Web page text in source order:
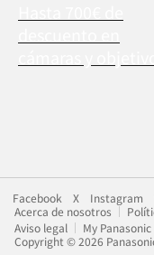
Facebook X Instagram
Acerca de nosotros
Aviso legal
My Panasonic
Copyright © 2026